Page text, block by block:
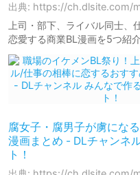
出典: https://ch.dlsite.com/
上司・部下、ライバル同士、
恋愛する商業BL漫画を5つ紹介
腐女子・腐男子が虜にな
漫画まとめ - DLチャンネ
ト！